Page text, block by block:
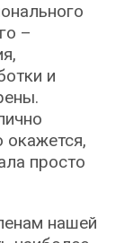
–
и
окажется,
просто
нашей